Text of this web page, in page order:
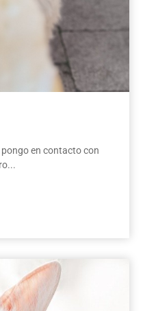
en contacto con